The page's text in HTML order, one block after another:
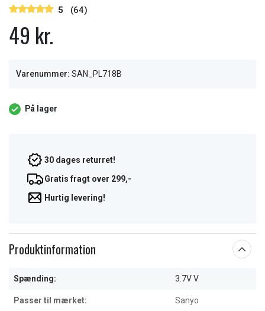
5 (64)
49 kr.
Varenummer: SAN_PL718B
På lager
30 dages returret!
Gratis fragt over 299,-
Hurtig levering!
Produktinformation
Spænding: 3.7V V
Passer til mærket: Sanyo